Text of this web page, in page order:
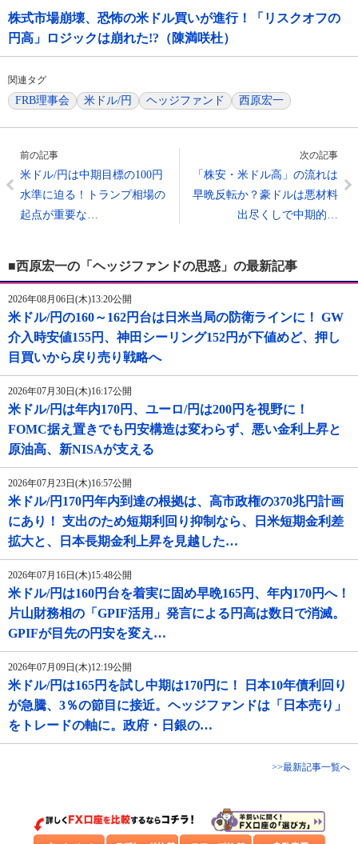
株式市場崩壊、恐怖の米ドル買いが進行！「リスクオフの
円高」ロジックは崩れた!?（陳満咲杜）
関連タグ
FRB理事会 米ドル/円 ヘッジファンド 西原宏一
前の記事
米ドル/円は中期目標の100円
水準に迫る！トランプ相場の
起点が重要な…
次の記事
「株安・米ドル高」の流れは
早晩反転か？豪ドルは悪材料
出尽くしで中期的…
■西原宏一の「ヘッジファンドの思惑」の最新記事
2026年08月06日(木)13:20公開
米ドル/円の160～162円台は日米当局の防衛ラインに！ GW
介入時安値155円、神田シーリング152円が下値めど、押し
目買いから戻り売り戦略へ
2026年07月30日(木)16:17公開
米ドル/円は年内170円、ユーロ/円は200円を視野に！
FOMC据え置きでも円安構造は変わらず、悪い金利上昇と
原油高、新NISAが支える
2026年07月23日(木)16:57公開
米ドル/円170円年内到達の根拠は、高市政権の370兆円計画
にあり！ 支出のため短期利回り抑制なら、日米短期金利差
拡大と、日本長期金利上昇を見越した…
2026年07月16日(木)15:48公開
米ドル/円は160円台を着実に固め早晩165円、年内170円へ！
片山財務相の「GPIF活用」発言による円高は数日で消滅。
GPIFが目先の円安を変え…
2026年07月09日(木)12:19公開
米ドル/円は165円を試し中期は170円に！ 日本10年債利回り
が急騰、3％の節目に接近。ヘッジファンドは「日本売り」
をトレードの軸に。政府・日銀の…
>>最新記事一覧へ